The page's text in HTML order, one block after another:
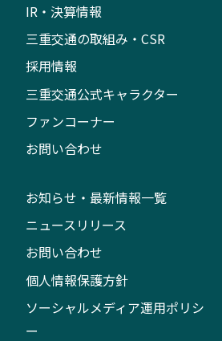
IR・決算情報
三重交通の取組み・CSR
採用情報
三重交通公式キャラクター
ファンコーナー
お問い合わせ
お知らせ・最新情報一覧
ニュースリリース
お問い合わせ
個人情報保護方針
ソーシャルメディア運用ポリシ
ー